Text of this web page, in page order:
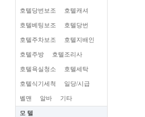
호텔당번보조 호텔캐셔
호텔베팅보조 호텔당번
호텔주차보조 호텔지배인
호텔주방 호텔조리사
호텔욕실청소 호텔세탁
호텔식기세척 일당/시급
벨맨 알바 기타
모 텔